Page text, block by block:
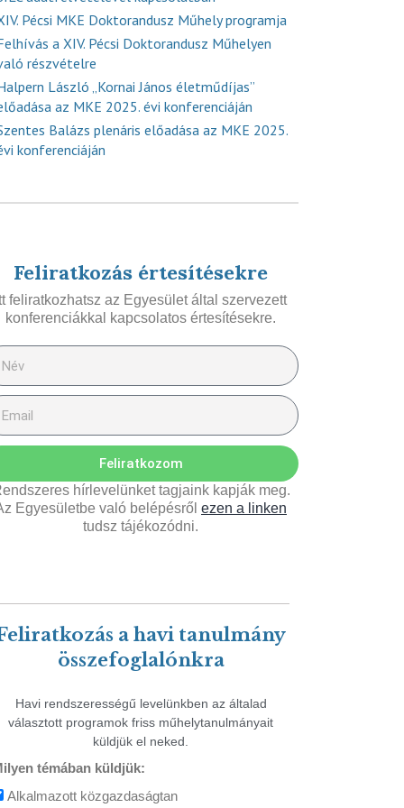
Pécsi MKE Doktorandusz Műhely programja
a XIV. Pécsi Doktorandusz Műhelyen
részvételre
László „Kornai János életműdíjas”
az MKE 2025. évi konferenciáján
Balázs plenáris előadása az MKE 2025.
konferenciáján
Feliratkozás értesítésekre
feliratkozhatsz az Egyesület által szervezett
konferenciákkal kapcsolatos értesítésekre.
Feliratkozom
hírlevelünket tagjaink kapják meg.
Egyesületbe való belépésről ezen a linken
tudsz tájékozódni.
a havi tanulmány
összefoglalónkra
Havi rendszerességű levelünkben az általad
választott programok friss műhelytanulmányait
küldjük el neked.
témában küldjük:
Alkalmazott közgazdaságtan